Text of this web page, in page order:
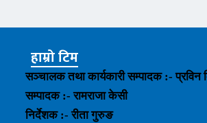
हाम्रो टिम
सञ्चालक तथा कार्यकारी सम्पादक :- प्रविन
सम्पादक :- रामराजा केसी
निर्देशक :- रीता गुरुङ